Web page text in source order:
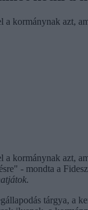
a kormánynak azt,
kormánynak azt,
- mondta a
tárgya, a